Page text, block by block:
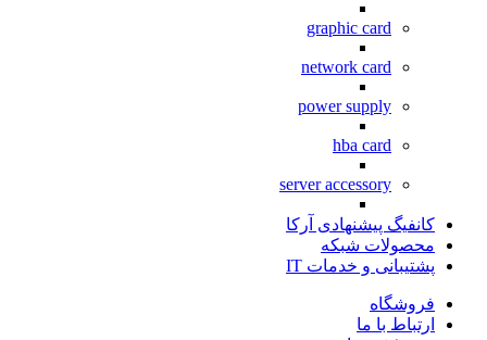
graphic card
network card
power supply
hba card
server accessory
کانفیگ پیشنهادی آرکا
محصولات شبکه
پشتیبانی و خدمات IT
فروشگاه
ارتباط با ما